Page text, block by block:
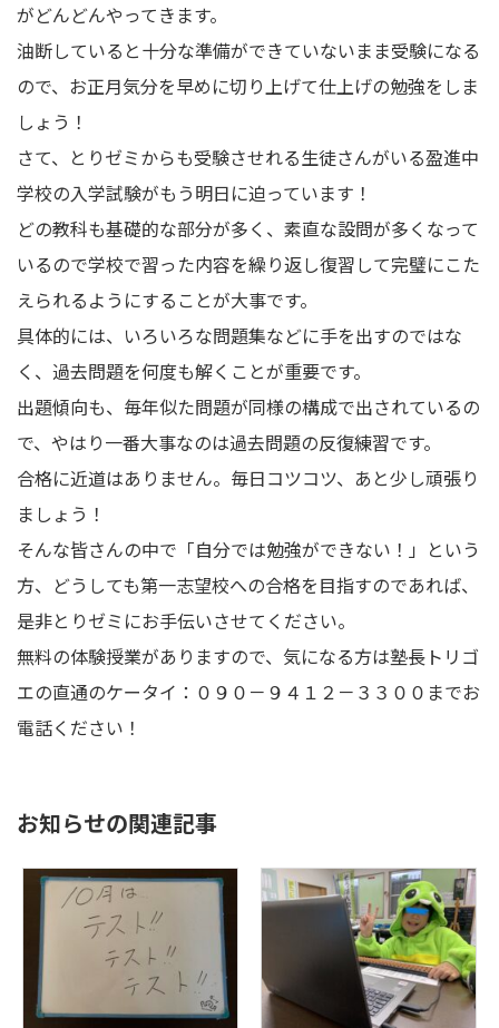
がどんどんやってきます。
油断していると十分な準備ができていないまま受験になる
ので、お正月気分を早めに切り上げて仕上げの勉強をしま
しょう！
さて、とりゼミからも受験させれる生徒さんがいる盈進中
学校の入学試験がもう明日に迫っています！
どの教科も基礎的な部分が多く、素直な設問が多くなって
いるので学校で習った内容を繰り返し復習して完璧にこた
えられるようにすることが大事です。
具体的には、いろいろな問題集などに手を出すのではな
く、過去問題を何度も解くことが重要です。
出題傾向も、毎年似た問題が同様の構成で出されているの
で、やはり一番大事なのは過去問題の反復練習です。
合格に近道はありません。毎日コツコツ、あと少し頑張り
ましょう！
そんな皆さんの中で「自分では勉強ができない！」という
方、どうしても第一志望校への合格を目指すのであれば、
是非とりゼミにお手伝いさせてください。
無料の体験授業がありますので、気になる方は塾長トリゴ
エの直通のケータイ：０９０－９４１２－３３００までお
電話ください！
お知らせの関連記事